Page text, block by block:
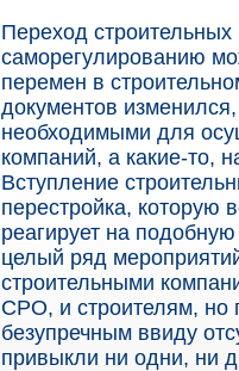
Переход
саморегулированию
перемен в
документов
необходимыми для
компаний, а какие-то,
Вступление
перестройка, которую
реагирует на
целый ряд
строительными
СРО, и строителям, но
безупречным ввиду
привыкли ни одни, ни